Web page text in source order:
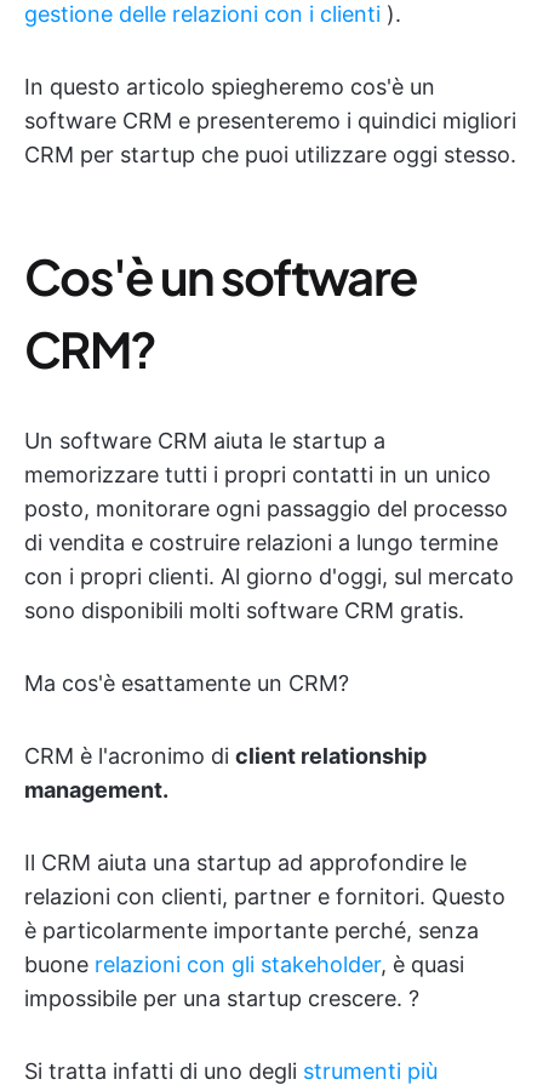
gestione delle relazioni con i clienti ).
In questo articolo spiegheremo cos'è un
software CRM e presenteremo i quindici migliori
CRM per startup che puoi utilizzare oggi stesso.
Cos'è un software
CRM?
Un software CRM aiuta le startup a
memorizzare tutti i propri contatti in un unico
posto, monitorare ogni passaggio del processo
di vendita e costruire relazioni a lungo termine
con i propri clienti. Al giorno d'oggi, sul mercato
sono disponibili molti software CRM gratis.
Ma cos'è esattamente un CRM?
CRM è l'acronimo di client relationship
management.
Il CRM aiuta una startup ad approfondire le
relazioni con clienti, partner e fornitori. Questo
è particolarmente importante perché, senza
buone relazioni con gli stakeholder, è quasi
impossibile per una startup crescere. ?
Si tratta infatti di uno degli strumenti più